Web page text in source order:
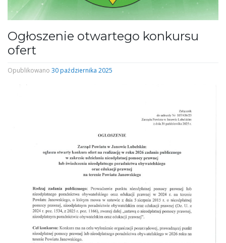
Ogłoszenie otwartego konkursu
ofert
Opublikowano 30 października 2025